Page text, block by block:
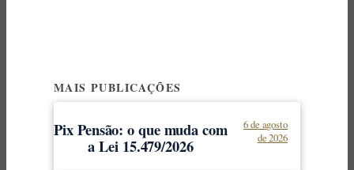
MAIS PUBLICAÇÕES
Pix Pensão: o que muda com
a Lei 15.479/2026
6 de agosto
de 2026